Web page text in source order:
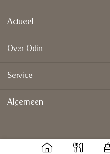
Actueel
Over Odin
Service
Algemeen